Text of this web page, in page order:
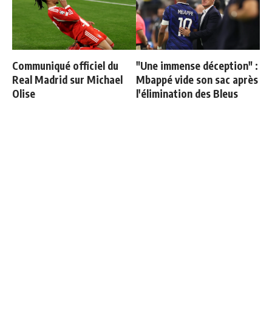
Communiqué officiel du
Real Madrid sur Michael
Olise
"Une immense déception" :
Mbappé vide son sac après
l'élimination des Bleus